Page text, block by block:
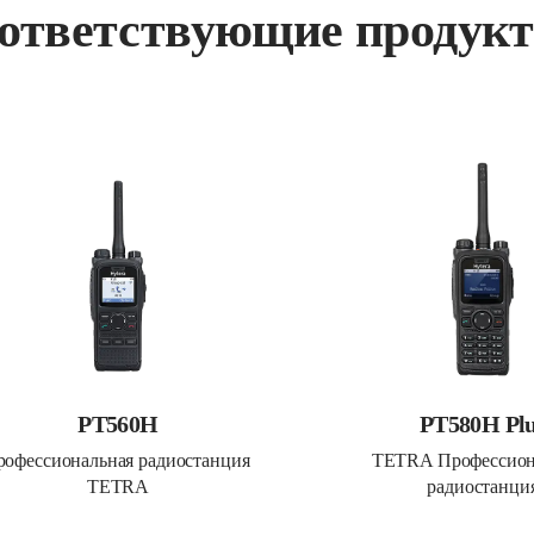
PT560H
радиостанция
TETRA
PT580H
TETRA